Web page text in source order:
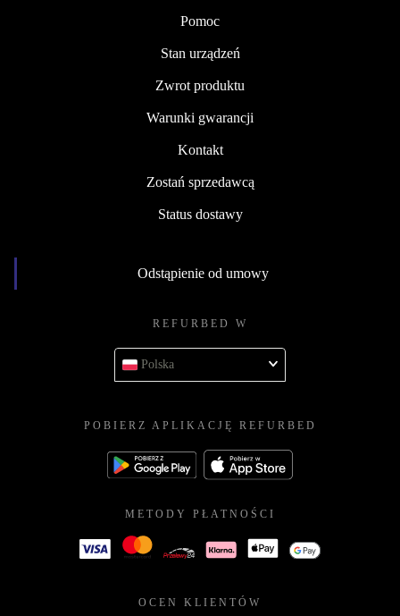
Pomoc
Stan urządzeń
Zwrot produktu
Warunki gwarancji
Kontakt
Zostań sprzedawcą
Status dostawy
Odstąpienie od umowy
REFURBED W
Polska
POBIERZ APLIKACJĘ REFURBED
METODY PŁATNOŚCI
OCEN KLIENTÓW